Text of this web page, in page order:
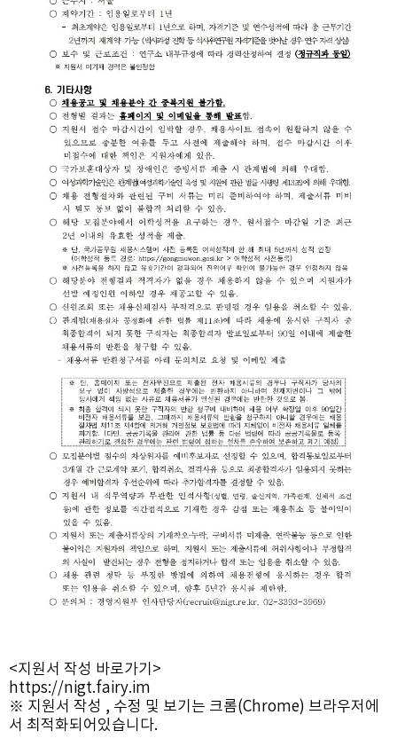
<지원서 작성 바로가기>
https://nigt.fairy.im
※ 지원서 작성 , 수정 및 보기는 크롬(Chrome) 브라우저에
서 최적화되어있습니다.